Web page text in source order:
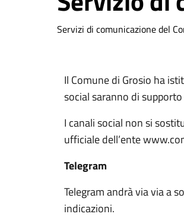
Servizi di comunicazione del
Il Comune di Grosio ha
social saranno di
I canali social non si
ufficiale dell’ente
Telegram
Telegram andrà via via a
indicazioni.